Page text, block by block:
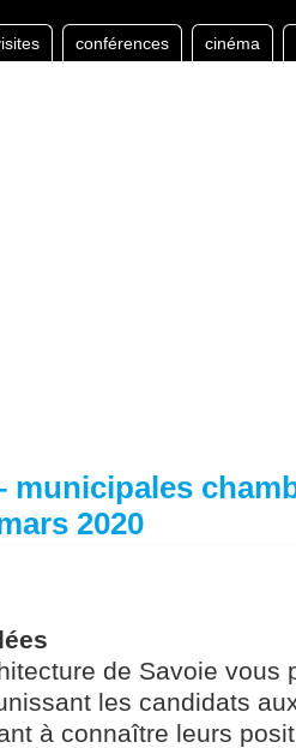
conférences cinéma
municipales
2020
de Savoie vous
les candidats
à connaître leurs